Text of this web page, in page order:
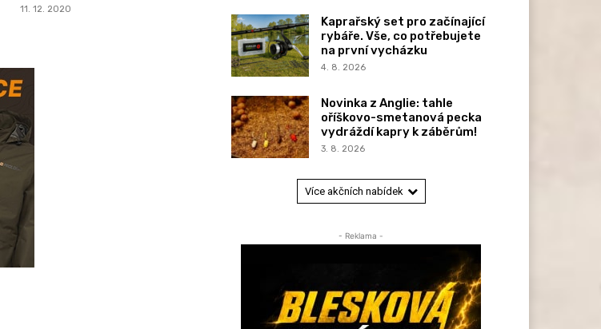
11. 12. 2020
Kaprařský set pro začínající
rybáře. Vše, co potřebujete
na první vycházku
4. 8. 2026
Novinka z Anglie: tahle
oříškovo-smetanová pecka
vydráždí kapry k záběrům!
3. 8. 2026
Více akčních nabídek
- Reklama -